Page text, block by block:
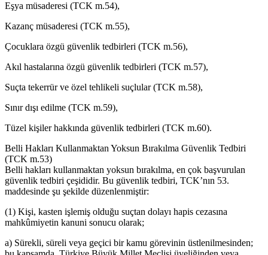
Eşya müsaderesi (TCK m.54),
Kazanç müsaderesi (TCK m.55),
Çocuklara özgü güvenlik tedbirleri (TCK m.56),
Akıl hastalarına özgü güvenlik tedbirleri (TCK m.57),
Suçta tekerrür ve özel tehlikeli suçlular (TCK m.58),
Sınır dışı edilme (TCK m.59),
Tüzel kişiler hakkında güvenlik tedbirleri (TCK m.60).
Belli Hakları Kullanmaktan Yoksun Bırakılma Güvenlik Tedbiri
(TCK m.53)
Belli hakları kullanmaktan yoksun bırakılma, en çok başvurulan
güvenlik tedbiri çeşididir. Bu güvenlik tedbiri, TCK’nın 53.
maddesinde şu şekilde düzenlenmiştir:
(1) Kişi, kasten işlemiş olduğu suçtan dolayı hapis cezasına
mahkûmiyetin kanuni sonucu olarak;
a) Sürekli, süreli veya geçici bir kamu görevinin üstlenilmesinden;